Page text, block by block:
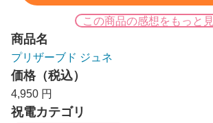
この商品の感想をもっと
商品名
プリザーブド ジュネ
価格（税込）
4,950 円
祝電カテゴリ